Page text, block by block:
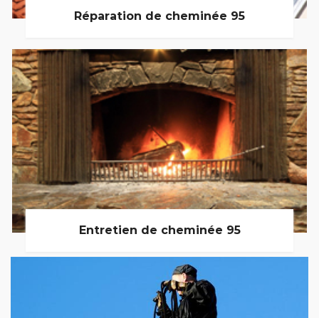
Réparation de cheminée 95
Entretien de cheminée 95